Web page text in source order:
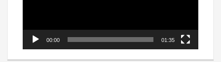
00:00 01:35